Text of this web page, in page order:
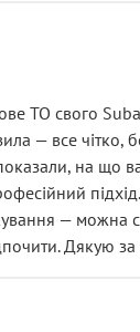
ТО свого
— все чітко,
на що
підхід.
— можна
Дякую за